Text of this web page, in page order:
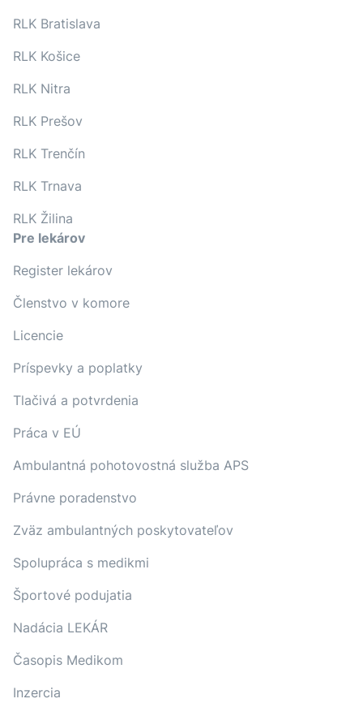
RLK Bratislava
RLK Košice
RLK Nitra
RLK Prešov
RLK Trenčín
RLK Trnava
RLK Žilina
Pre lekárov
Register lekárov
Členstvo v komore
Licencie
Príspevky a poplatky
Tlačivá a potvrdenia
Práca v EÚ
Ambulantná pohotovostná služba APS
Právne poradenstvo
Zväz ambulantných poskytovateľov
Spolupráca s medikmi
Športové podujatia
Nadácia LEKÁR
Časopis Medikom
Inzercia